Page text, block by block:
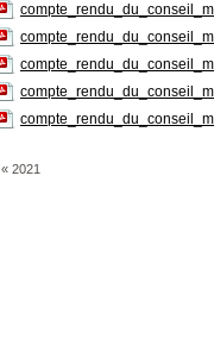
« 2021